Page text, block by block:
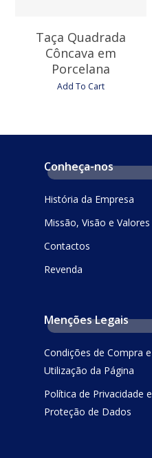
Taça Quadrada
Côncava em
Porcelana
Add To Cart
Conheça-nos
História da Empresa
Missão, Visão e Valores
Contactos
Revenda
Menções Legais
Condições de Compra e
Utilização da Página
Política de Privacidade e
Proteção de Dados